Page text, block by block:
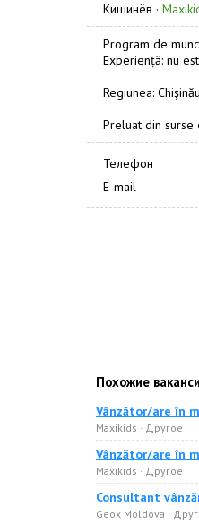
Кишинёв ·
Program de
Experiență: nu
Regiunea: Chişinău
Preluat din surse
Телефон
E-mail
Похожие
Vânzător/are în
Maxikids · Другое
Vânzător/are în
Maxikids · Другое
Consultant
Geox Moldova ·